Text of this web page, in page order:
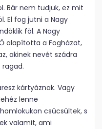
Bár nem tudjuk, ez mit
El fog jutni a Nagy
föl. A Nagy
alapította a Fogházat,
akinek nevét szádra
kártyáznak. Vagy
lenne
csücsültek, s
valamit, ami